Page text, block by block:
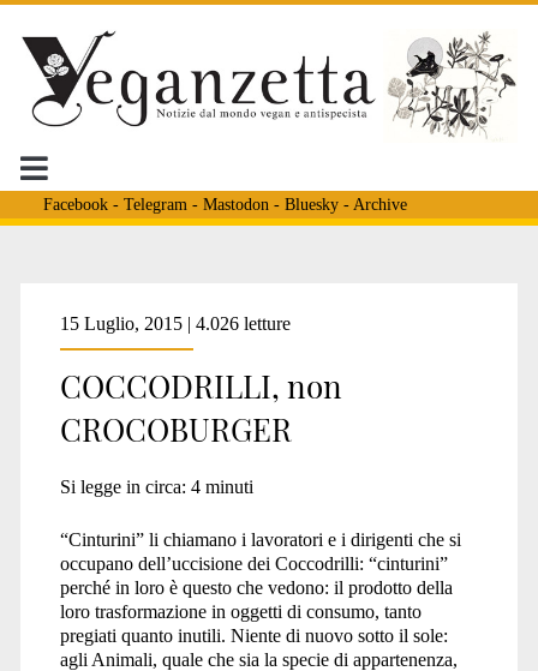
Facebook- Telegram - Mastodon - Bluesky- Archive
Tag:
<span>expo</span>
15 Luglio, 2015 | 4.026 letture
COCCODRILLI, non
CROCOBURGER
Si legge in circa: 4 minuti
“Cinturini” li chiamano i lavoratori e i dirigenti che si
occupano dell’uccisione dei Coccodrilli: “cinturini”
perché in loro è questo che vedono: il prodotto della
loro trasformazione in oggetti di consumo, tanto
pregiati quanto inutili. Niente di nuovo sotto il sole:
agli Animali, quale che sia la specie di appartenenza,